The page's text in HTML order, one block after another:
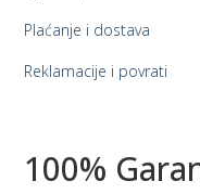
Plaćanje i dostava
Reklamacije i povrati
100%